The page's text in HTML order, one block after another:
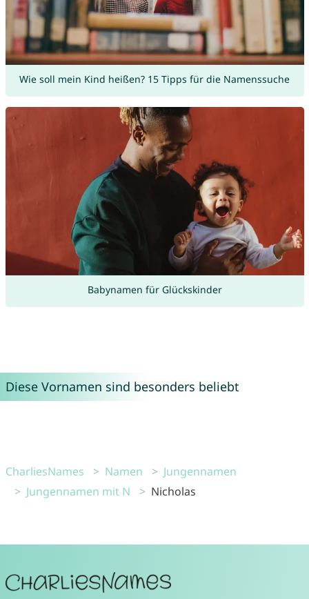
Wie soll mein Kind heißen? 15 Tipps für die Namenssuche
Babynamen für Glückskinder
Diese Vornamen sind besonders beliebt
CharliesNames Namen
Jungennamen
Jungennamen mit N
Nicholas